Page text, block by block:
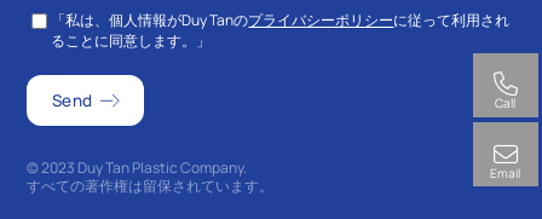
「私は、個人情報がDuy Tanのプライバシーポリシーに従って利用され
ることに同意します。」
© 2023 Duy Tan Plastic Company.
すべての著作権は留保されています。
Call
Email